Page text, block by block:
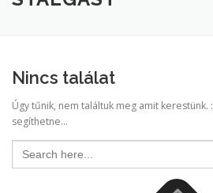
VÁSÁRLÁSI FELTÉTELEK
Nincs találat
Úgy tűnik, nem találtuk meg amit kerestünk.
segíthetne...
Search
for: